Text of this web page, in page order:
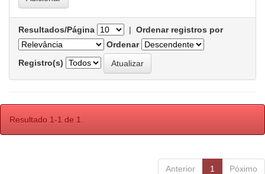
Resultados/Página | Ordenar registros por
Ordenar
Registro(s)
Resultado 1-1 de 1.
Anterior 1 Póximo